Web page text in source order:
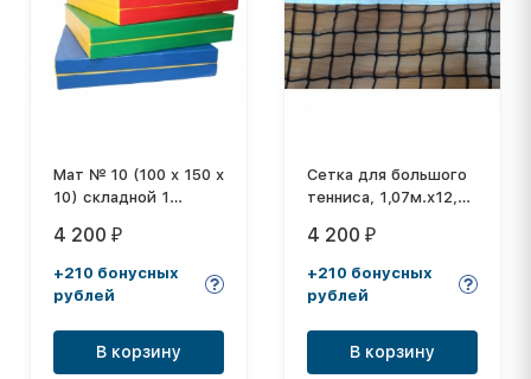
Мат № 10 (100 х 150 х
10) складной 1
4 200 ₽
+210 бонусных
рублей
В корзину
Сетка для большого
тенниса, 1,07м.х12,80
мм
4 200 ₽
+210 бонусных
рублей
В корзину